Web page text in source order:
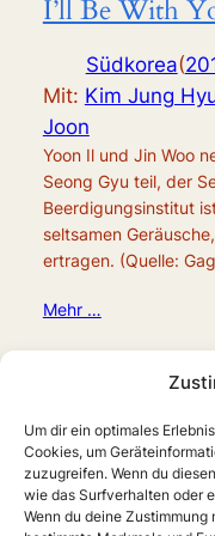
Um dir ein optimales
Cookies, um
zuzugreifen. Wenn du
wie das Surfverhalten oder
Wenn du deine
I’ll Be With
Südkorea(
Mit: Kim Jung
Joon
Yoon Il und Jin Woo
Seong Gyu teil, der
Beerdigungsinstitut
seltsamen
ertragen. (Quelle:
Mehr …